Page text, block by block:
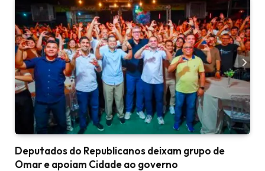
Deputados do Republicanos deixam grupo de
Omar e apoiam Cidade ao governo